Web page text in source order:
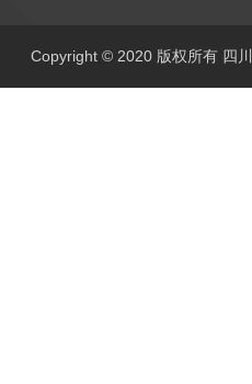
Copyright © 2020 版权所有 四